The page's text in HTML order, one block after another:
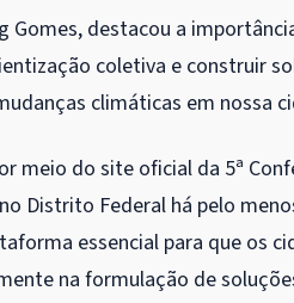
destacou a
coletiva e construir
climáticas em nossa
meio do site oficial da 5ª
Distrito Federal há pelo
essencial para que os
na formulação de